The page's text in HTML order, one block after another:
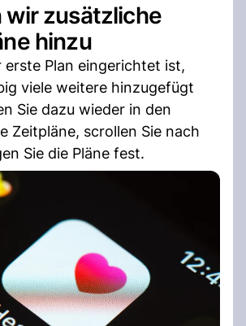
wir zusätzliche
hinzu
erste Plan eingerichtet ist,
viele weitere hinzugefügt
Sie dazu wieder in den
Zeitpläne, scrollen Sie nach
Sie die Pläne fest.